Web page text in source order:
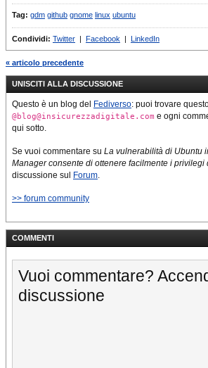
Tag: gdm github gnome linux ubuntu
Condividi: Twitter | Facebook | LinkedIn
« articolo precedente
UNISCITI ALLA DISCUSSIONE
Questo è un blog del Fediverso: puoi trovare
@blog@insicurezzadigitale.com e ogni
qui sotto.
Se vuoi commentare su La vulnerabilità di Ubuntu
Manager consente di ottenere facilmente i privilegi
discussione sul
Forum.
>> forum community
COMMENTI
Vuoi commentare?
discussione